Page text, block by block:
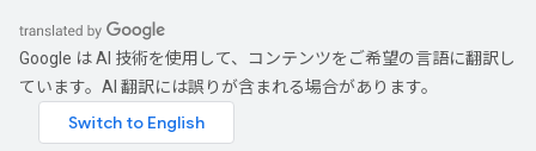
Google は AI 技術を使用して、コンテンツをご希望の言語に翻訳し
ています。AI 翻訳には誤りが含まれる場合があります。